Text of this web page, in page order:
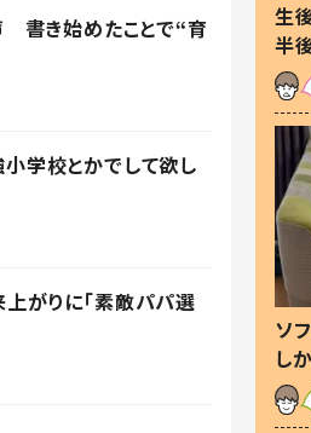
書き始めたことで“育
学校とかでして欲し
がりに「素敵パパ選
生
半
た
ソ
し
察
す